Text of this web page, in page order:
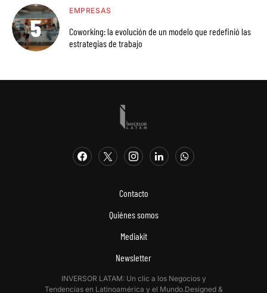
EMPRESAS
Coworking: la evolución de un modelo que redefinió las
estrategias de trabajo
Contacto
Quiénes somos
Mediakit
Newsletter
INVERSOR LATAM: Un clic a los Negocios y
Tendencias en Latinoamérica y el Mundo.Designed &